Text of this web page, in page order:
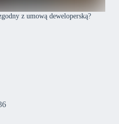
z umową deweloperską?